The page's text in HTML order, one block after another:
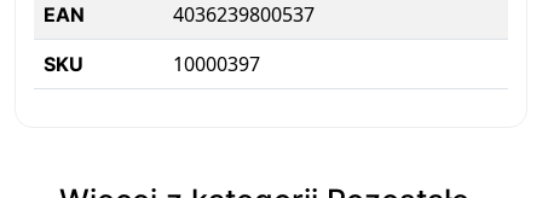
EAN 4036239800537
SKU 10000397